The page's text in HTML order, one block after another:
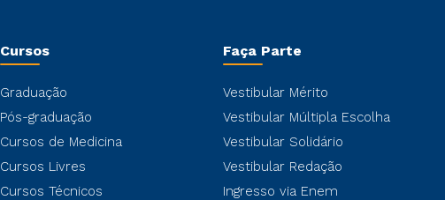
Cursos
Graduação
Pós-graduação
Cursos de Medicina
Cursos Livres
Cursos Técnicos
Faça Parte
Vestibular Mérito
Vestibular Múltipla Escolha
Vestibular Solidário
Vestibular Redação
Ingresso via Enem